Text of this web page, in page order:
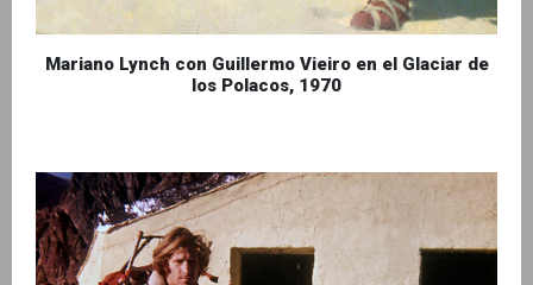
Mariano Lynch con Guillermo Vieiro en el Glaciar de
los Polacos, 1970